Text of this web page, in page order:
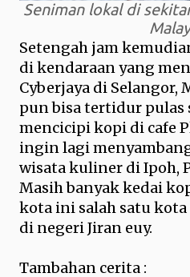
Seniman lokal di
Setengah jam
di kendaraan yang
Cyberjaya di Selangor,
pun bisa tertidur pulas
mencicipi kopi di cafe
ingin lagi
wisata kuliner di Ipoh,
Masih banyak kedai
kota ini salah satu
di negeri Jiran euy.
Tambahan cerita :